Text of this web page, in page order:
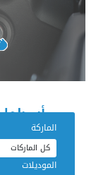
أسطول
الماركة
كل الماركات
الموديلات